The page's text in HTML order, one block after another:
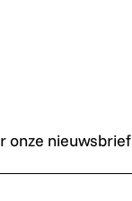
onze nieuwsbrief